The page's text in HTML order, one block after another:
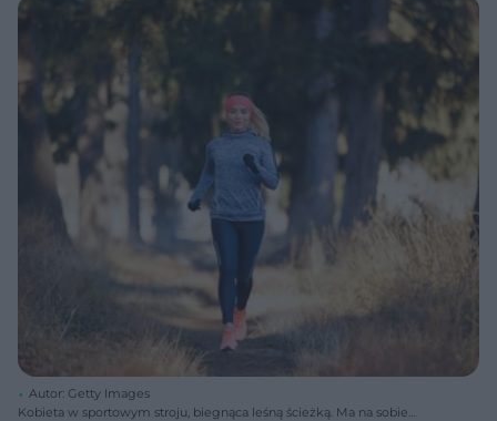
Autor: Getty Images
Kobieta w sportowym stroju, biegnąca leśną ścieżką. Ma na sobie